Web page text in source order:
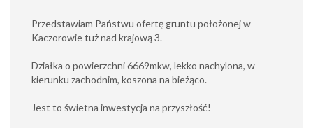
Przedstawiam Państwu ofertę gruntu położonej w
Kaczorowie tuż nad krajową 3.
Działka o powierzchni 6669mkw, lekko nachylona, w
kierunku zachodnim, koszona na bieżąco.
Jest to świetna inwestycja na przyszłość!